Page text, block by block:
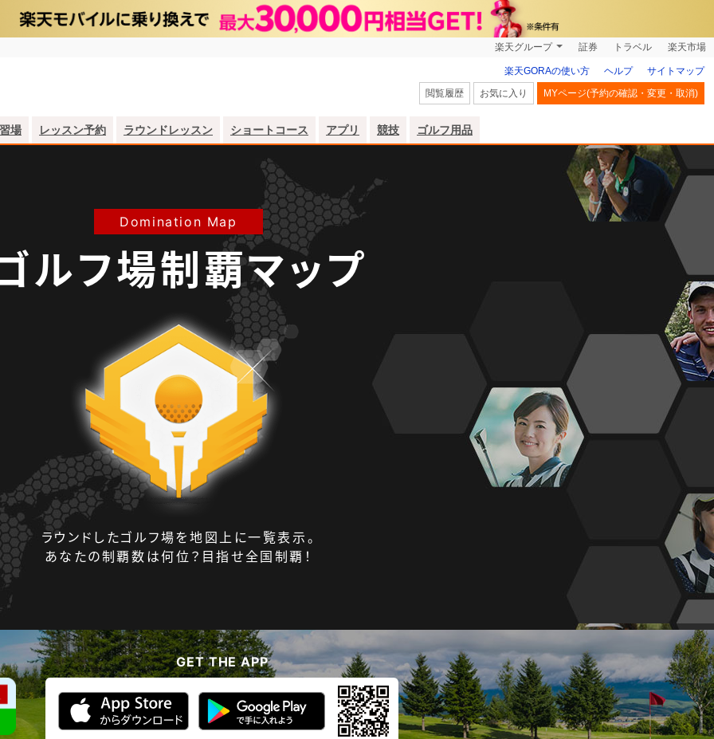
楽天グループ 証券 トラベル 楽天市場
楽天GORAの使い方 ヘルプ サイトマップ
閲覧履歴 お気に入り MYページ(予約の確認・変更・取消)
場 レッスン予約 ラウンドレッスン ショートコース アプリ 競技 ゴルフ用品
Domination Map
ルフ場制覇マップ
ラウンドしたゴルフ場を地図上に一覧表示。
あなたの制覇数は何位？目指せ全国制覇！
GET THE APP